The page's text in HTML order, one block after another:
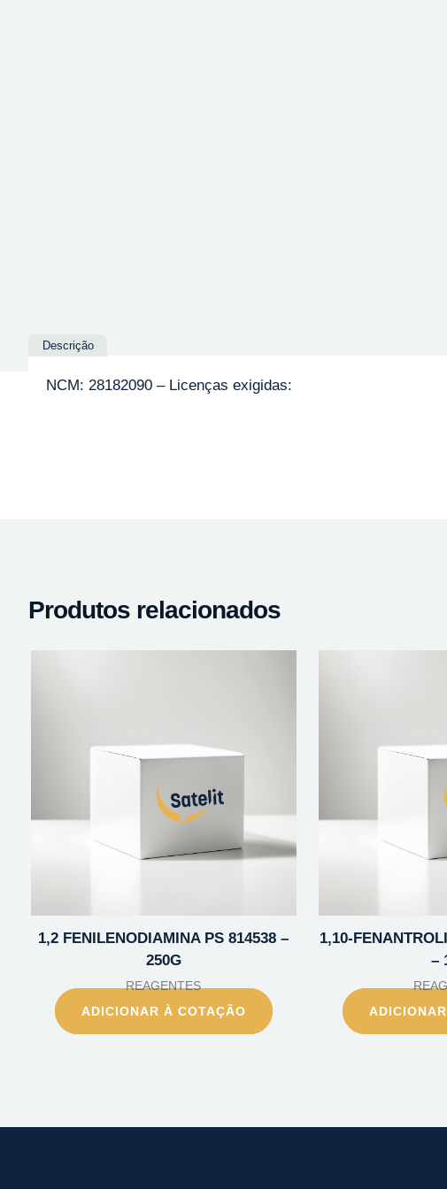
Descrição
NCM: 28182090 – Licenças exigidas:
Produtos relacionados
1,2 FENILENODIAMINA PS 814538 –
250G
REAGENTES
ADICIONAR À COTAÇÃO
1,10-
–